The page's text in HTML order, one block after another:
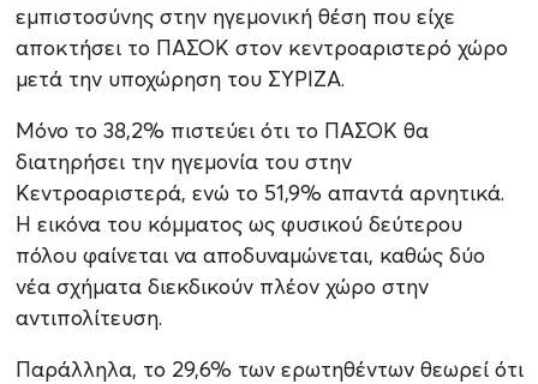
εμπιστοσύνης στην ηγεμονική θέση που είχε
αποκτήσει το ΠΑΣΟΚ στον κεντροαριστερό χώρο
μετά την υποχώρηση του ΣΥΡΙΖΑ.
Μόνο το 38,2% πιστεύει ότι το ΠΑΣΟΚ θα
διατηρήσει την ηγεμονία του στην
Κεντροαριστερά, ενώ το 51,9% απαντά αρνητικά.
Η εικόνα του κόμματος ως φυσικού δεύτερου
πόλου φαίνεται να αποδυναμώνεται, καθώς δύο
νέα σχήματα διεκδικούν πλέον χώρο στην
αντιπολίτευση.
Παράλληλα, το 29,6% των ερωτηθέντων θεωρεί ότι